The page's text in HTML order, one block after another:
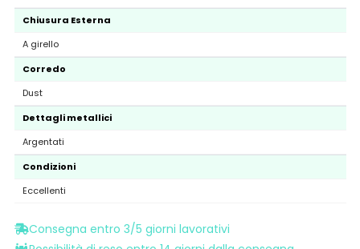
Chiusura Esterna
A girello
Corredo
Dust
Dettagli metallici
Argentati
Condizioni
Eccellenti
Consegna entro 3/5 giorni lavorativi